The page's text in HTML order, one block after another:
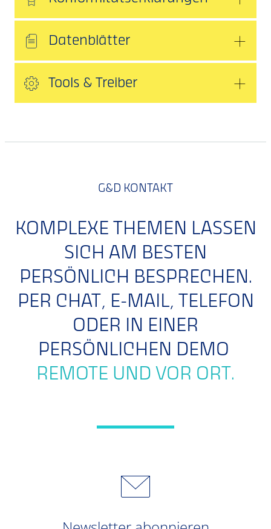
Datenblätter
Tools & Treiber
G&D KONTAKT
KOMPLEXE THEMEN LASSEN
SICH AM BESTEN
PERSÖNLICH BESPRECHEN.
PER CHAT, E-MAIL, TELEFON
ODER IN EINER
PERSÖNLICHEN DEMO
REMOTE UND VOR ORT.